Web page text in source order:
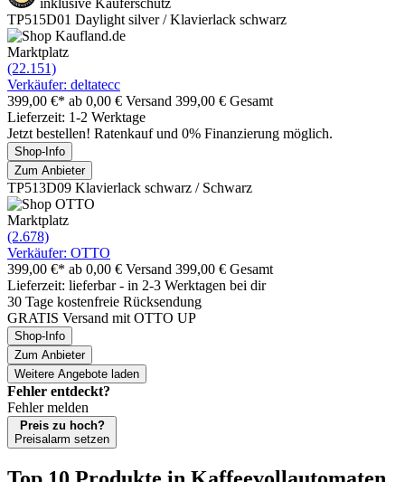
TP515D01 Daylight silver / Klavierlack schwarz
Marktplatz
(22.151)
Verkäufer: deltatecc
399,00 €* ab 0,00 € Versand 399,00 € Gesamt
Lieferzeit: 1-2 Werktage
Jetzt bestellen! Ratenkauf und 0% Finanzierung möglich.
Shop-Info
Zum Anbieter
TP513D09 Klavierlack schwarz / Schwarz
Marktplatz
(2.678)
Verkäufer: OTTO
399,00 €* ab 0,00 € Versand 399,00 € Gesamt
Lieferzeit: lieferbar - in 2-3 Werktagen bei dir
30 Tage kostenfreie Rücksendung
GRATIS Versand mit OTTO UP
Shop-Info
Zum Anbieter
Weitere Angebote laden
Fehler entdeckt?
Fehler melden
Preis zu hoch?
Preisalarm setzen